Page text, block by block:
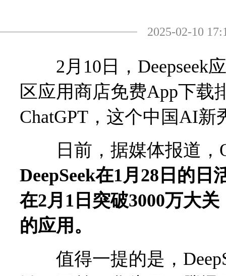
2025-02-10
2月10日，Deepseek
区应用商店免费App下载
ChatGPT，这个中国AI
日前，据媒体报道，
DeepSeek在1月28日的
在2月1日突破3000万大
的应用。
值得一提的是，